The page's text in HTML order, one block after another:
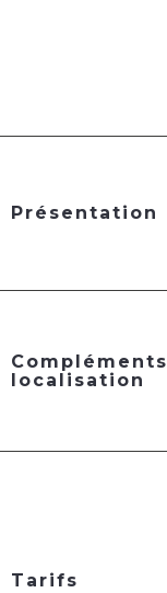
Présentation
Compléments
localisation
Tarifs